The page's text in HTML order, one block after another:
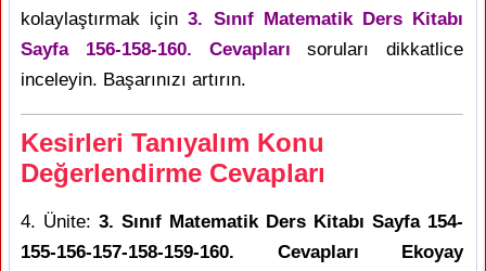
kolaylaştırmak için3. Sınıf Matematik Ders Kitabı
Sayfa 156-158-160. Cevapları soruları dikkatlice
inceleyin. Başarınızı artırın.
Kesirleri Tanıyalım Konu
Değerlendirme Cevapları
4. Ünite: 3. Sınıf Matematik Ders Kitabı Sayfa 154-
155-156-157-158-159-160. Cevapları Ekoyay